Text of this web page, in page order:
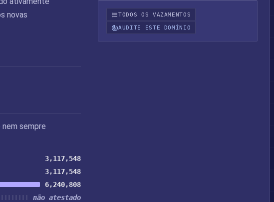
novas
sempre
3,117,548
3,117,548
6,240,808
não atestado
TODOS OS VAZAMENTOS
AUDITE ESTE DOMÍNIO